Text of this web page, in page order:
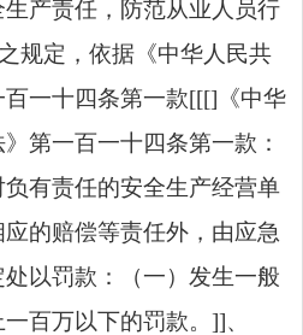
产责任，防范从业人员行
规定，依据《中华人民共
一十四条第一款[[[]《中华
第一百一十四条第一款：
有责任的安全生产经营单
的赔偿等责任外，由应急
以罚款：（一）发生一般
百万以下的罚款。]]、